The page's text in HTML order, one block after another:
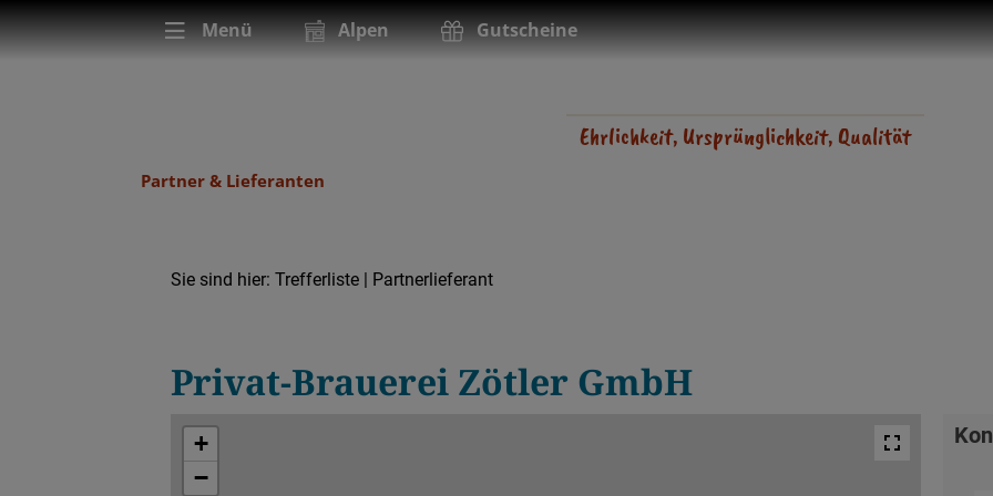
Menü Alpen Gutscheine
Ehrlichkeit, Ursprünglichkeit, Qualität
Partner & Lieferanten
Sie sind hier: Trefferliste | Partnerlieferant
Privat-Brauerei Zötler GmbH